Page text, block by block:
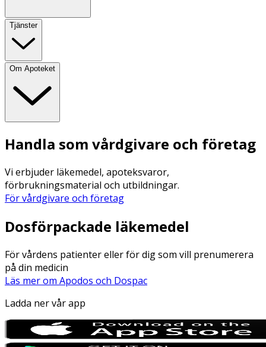
Tjänster
Om Apoteket
Handla som vårdgivare och företag
Vi erbjuder läkemedel, apoteksvaror,
förbrukningsmaterial och utbildningar.
För vårdgivare och företag
Dosförpackade läkemedel
För vårdens patienter eller för dig som vill prenumerera
på din medicin
Läs mer om Apodos och Dospac
Ladda ner vår app